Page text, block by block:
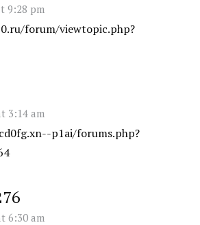
9:28 pm
forum/viewtopic.php?
3:14 am
p1ai/forums.php?
6:30 am